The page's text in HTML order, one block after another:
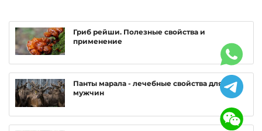
Гриб рейши. Полезные свойства и
применение
Панты марала - лечебные свойства для
мужчин